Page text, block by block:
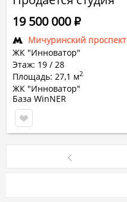
Мичуринский проспект
ЖК "Инноватор"
Этаж: 19 / 28
Площадь: 27,1 м2
ЖК "Инноватор"
19 500 000Р
База WinNER